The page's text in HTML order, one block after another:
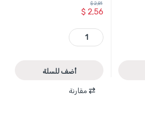
$2,56
$2,81
WQG1910 - خرطوم هواء 10 متر ماركة WADFOW quantity
أضف للسلة
مقارنة